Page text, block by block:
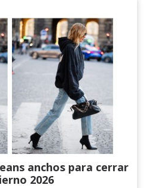
anchos para cerrar
2026